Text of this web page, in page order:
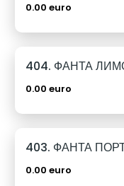
0.00 euro
404. ФАНТА
0.00 euro
0.00 euro